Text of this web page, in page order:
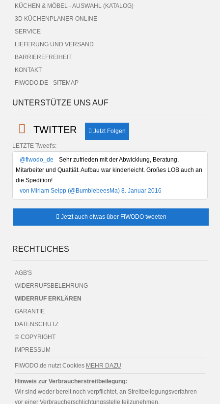
KÜCHEN & MÖBEL - AUSWAHL (KATALOG)
3D KÜCHENPLANER ONLINE
SERVICE
LIEFERUNG UND VERSAND
BARRIEREFREIHEIT
KONTAKT
FIWODO.DE - SITEMAP
UNTERSTÜTZE UNS AUF
TWITTER Jetzt Folgen
LETZTE Tweet's:
@fiwodo_de
Sehr zufrieden mit der Abwicklung, Beratung,
Mitarbeiter und Qualtiät. Aufbau war kinderleicht. Großes LOB auch an
die Spedition!
von Miriam Seipp (@BumblebeesMa) 8. Januar 2016
Jetzt auch etwas über FIWODO tweeten
RECHTLICHES
AGB'S
WIDERRUFSBELEHRUNG
WIDERRUF ERKLÄREN
GARANTIE
DATENSCHUTZ
© COPYRIGHT
IMPRESSUM
FIWODO.de nutzt Cookies MEHR DAZU
Hinweis zur Verbraucherstreitbeilegung:
Wir sind weder bereit noch verpflichtet, an Streitbeilegungsverfahren
vor einer Verbraucherschlichtungsstelle teilzunehmen.